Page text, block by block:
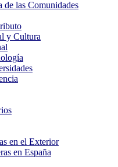
de las Comunidades
y Cultura
en el Exterior
en España